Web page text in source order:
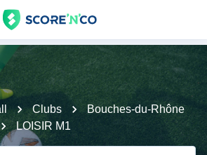
Clubs
Bouches-du-Rhône
LOISIR M1